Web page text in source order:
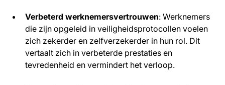
Verbeterd werknemersvertrouwen: Werknemers
die zijn opgeleid in veiligheidsprotocollen voelen
zich zekerder en zelfverzekerder in hun rol. Dit
vertaalt zich in verbeterde prestaties en
tevredenheid en vermindert het verloop.